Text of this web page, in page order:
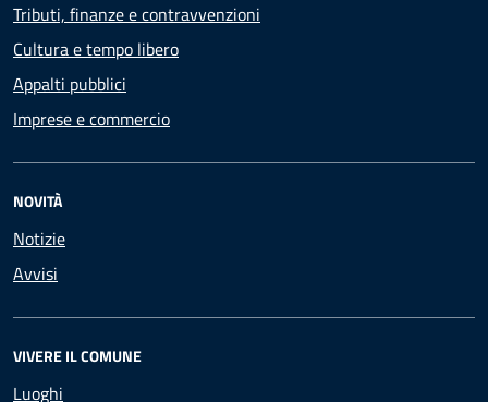
Tributi, finanze e contravvenzioni
Cultura e tempo libero
Appalti pubblici
Imprese e commercio
NOVITÀ
Notizie
Avvisi
VIVERE IL COMUNE
Luoghi